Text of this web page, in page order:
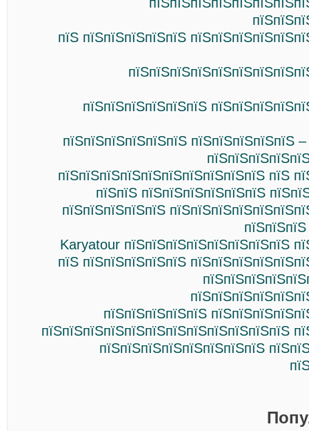
пїЅ пїЅпїЅпїЅпїЅпїЅ
пїЅпїЅпїЅпїЅпїЅпїЅ
пїЅпїЅпїЅпїЅпїЅпїЅ пїЅпїЅпїЅпїЅпїЅ
пїЅпїЅпїЅпїЅпїЅпїЅпїЅпїЅпїЅпїЅ пїЅ
пїЅпїЅ пїЅпїЅпїЅпїЅпїЅпїЅ
пїЅпїЅпїЅпїЅпїЅ
Karyatour пїЅпїЅпїЅпїЅпїЅпїЅпїЅпїЅ
пїЅ пїЅпїЅпїЅпїЅпїЅ
пїЅпїЅпїЅпїЅпїЅ
пїЅпїЅпїЅпїЅпїЅпїЅпїЅпїЅпїЅпїЅпїЅпїЅ
пїЅпїЅпїЅпїЅпїЅпїЅпїЅпїЅ